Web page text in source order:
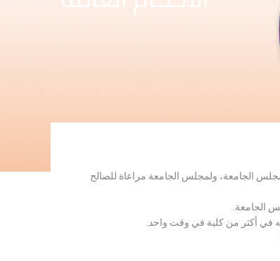
الجامعة، ولمجلس الجامعة مراعاة للصالح
الجامعة.
في أكثر من كلية في وقت واحد.